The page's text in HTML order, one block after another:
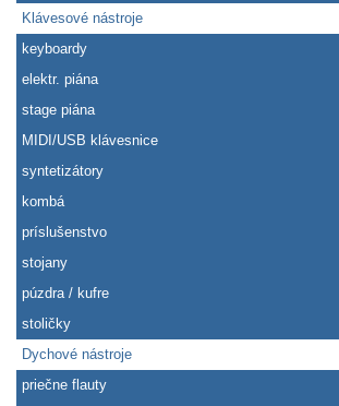
Klávesové nástroje
keyboardy
elektr. piána
stage piána
MIDI/USB klávesnice
syntetizátory
kombá
príslušenstvo
stojany
púzdra / kufre
stoličky
Dychové nástroje
priečne flauty